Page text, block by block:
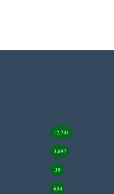
12,741
3,697
39
654